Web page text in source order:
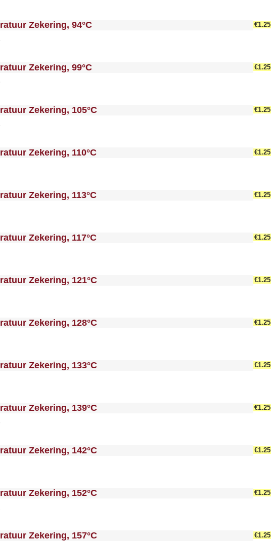
--><!-- MakeFullWidth3 --><!-- MakeFullWidth4 --><!-- MakeFullWidth5 --><!-- MakeFullWidth6 --><!-- MakeFullWidth7 --><!-- MakeFullWidth8 --><!-- MakeFullWidth9 --><!-- MakeFullWidth10 --><!-- MakeFullWidth11 --><!-- MakeFullWidth12 --><!-- MakeFullWidth13 --><!-- MakeFullWidth14 --><!-- MakeFullWidth15 --><!-- MakeFullWidth16 --><!-- MakeFullWidth17 --><!-- MakeFullWidth18 --><!-- MakeFullWidth19 -->
Zekering, 94°C €1.25
--><!-- MakeFullWidth3 --><!-- MakeFullWidth4 --><!-- MakeFullWidth5 --><!-- MakeFullWidth6 --><!-- MakeFullWidth7 --><!-- MakeFullWidth8 --><!-- MakeFullWidth9 --><!-- MakeFullWidth10 --><!-- MakeFullWidth11 --><!-- MakeFullWidth12 --><!-- MakeFullWidth13 --><!-- MakeFullWidth14 --><!-- MakeFullWidth15 --><!-- MakeFullWidth16 --><!-- MakeFullWidth17 --><!-- MakeFullWidth18 --><!-- MakeFullWidth19 -->
Zekering, 99°C €1.25
--><!-- MakeFullWidth3 --><!-- MakeFullWidth4 --><!-- MakeFullWidth5 --><!-- MakeFullWidth6 --><!-- MakeFullWidth7 --><!-- MakeFullWidth8 --><!-- MakeFullWidth9 --><!-- MakeFullWidth10 --><!-- MakeFullWidth11 --><!-- MakeFullWidth12 --><!-- MakeFullWidth13 --><!-- MakeFullWidth14 --><!-- MakeFullWidth15 --><!-- MakeFullWidth16 --><!-- MakeFullWidth17 --><!-- MakeFullWidth18 --><!-- MakeFullWidth19 -->
Zekering, 105°C €1.25
--><!-- MakeFullWidth3 --><!-- MakeFullWidth4 --><!-- MakeFullWidth5 --><!-- MakeFullWidth6 --><!-- MakeFullWidth7 --><!-- MakeFullWidth8 --><!-- MakeFullWidth9 --><!-- MakeFullWidth10 --><!-- MakeFullWidth11 --><!-- MakeFullWidth12 --><!-- MakeFullWidth13 --><!-- MakeFullWidth14 --><!-- MakeFullWidth15 --><!-- MakeFullWidth16 --><!-- MakeFullWidth17 --><!-- MakeFullWidth18 --><!-- MakeFullWidth19 -->
Zekering, 110°C €1.25
--><!-- MakeFullWidth3 --><!-- MakeFullWidth4 --><!-- MakeFullWidth5 --><!-- MakeFullWidth6 --><!-- MakeFullWidth7 --><!-- MakeFullWidth8 --><!-- MakeFullWidth9 --><!-- MakeFullWidth10 --><!-- MakeFullWidth11 --><!-- MakeFullWidth12 --><!-- MakeFullWidth13 --><!-- MakeFullWidth14 --><!-- MakeFullWidth15 --><!-- MakeFullWidth16 --><!-- MakeFullWidth17 --><!-- MakeFullWidth18 --><!-- MakeFullWidth19 -->
Zekering, 113°C €1.25
--><!-- MakeFullWidth3 --><!-- MakeFullWidth4 --><!-- MakeFullWidth5 --><!-- MakeFullWidth6 --><!-- MakeFullWidth7 --><!-- MakeFullWidth8 --><!-- MakeFullWidth9 --><!-- MakeFullWidth10 --><!-- MakeFullWidth11 --><!-- MakeFullWidth12 --><!-- MakeFullWidth13 --><!-- MakeFullWidth14 --><!-- MakeFullWidth15 --><!-- MakeFullWidth16 --><!-- MakeFullWidth17 --><!-- MakeFullWidth18 --><!-- MakeFullWidth19 -->
Zekering, 117°C €1.25
--><!-- MakeFullWidth3 --><!-- MakeFullWidth4 --><!-- MakeFullWidth5 --><!-- MakeFullWidth6 --><!-- MakeFullWidth7 --><!-- MakeFullWidth8 --><!-- MakeFullWidth9 --><!-- MakeFullWidth10 --><!-- MakeFullWidth11 --><!-- MakeFullWidth12 --><!-- MakeFullWidth13 --><!-- MakeFullWidth14 --><!-- MakeFullWidth15 --><!-- MakeFullWidth16 --><!-- MakeFullWidth17 --><!-- MakeFullWidth18 --><!-- MakeFullWidth19 -->
Zekering, 121°C €1.25
--><!-- MakeFullWidth3 --><!-- MakeFullWidth4 --><!-- MakeFullWidth5 --><!-- MakeFullWidth6 --><!-- MakeFullWidth7 --><!-- MakeFullWidth8 --><!-- MakeFullWidth9 --><!-- MakeFullWidth10 --><!-- MakeFullWidth11 --><!-- MakeFullWidth12 --><!-- MakeFullWidth13 --><!-- MakeFullWidth14 --><!-- MakeFullWidth15 --><!-- MakeFullWidth16 --><!-- MakeFullWidth17 --><!-- MakeFullWidth18 --><!-- MakeFullWidth19 -->
Zekering, 128°C €1.25
--><!-- MakeFullWidth3 --><!-- MakeFullWidth4 --><!-- MakeFullWidth5 --><!-- MakeFullWidth6 --><!-- MakeFullWidth7 --><!-- MakeFullWidth8 --><!-- MakeFullWidth9 --><!-- MakeFullWidth10 --><!-- MakeFullWidth11 --><!-- MakeFullWidth12 --><!-- MakeFullWidth13 --><!-- MakeFullWidth14 --><!-- MakeFullWidth15 --><!-- MakeFullWidth16 --><!-- MakeFullWidth17 --><!-- MakeFullWidth18 --><!-- MakeFullWidth19 -->
Zekering, 133°C €1.25
--><!-- MakeFullWidth3 --><!-- MakeFullWidth4 --><!-- MakeFullWidth5 --><!-- MakeFullWidth6 --><!-- MakeFullWidth7 --><!-- MakeFullWidth8 --><!-- MakeFullWidth9 --><!-- MakeFullWidth10 --><!-- MakeFullWidth11 --><!-- MakeFullWidth12 --><!-- MakeFullWidth13 --><!-- MakeFullWidth14 --><!-- MakeFullWidth15 --><!-- MakeFullWidth16 --><!-- MakeFullWidth17 --><!-- MakeFullWidth18 --><!-- MakeFullWidth19 -->
Zekering, 139°C €1.25
--><!-- MakeFullWidth3 --><!-- MakeFullWidth4 --><!-- MakeFullWidth5 --><!-- MakeFullWidth6 --><!-- MakeFullWidth7 --><!-- MakeFullWidth8 --><!-- MakeFullWidth9 --><!-- MakeFullWidth10 --><!-- MakeFullWidth11 --><!-- MakeFullWidth12 --><!-- MakeFullWidth13 --><!-- MakeFullWidth14 --><!-- MakeFullWidth15 --><!-- MakeFullWidth16 --><!-- MakeFullWidth17 --><!-- MakeFullWidth18 --><!-- MakeFullWidth19 -->
Zekering, 142°C €1.25
--><!-- MakeFullWidth3 --><!-- MakeFullWidth4 --><!-- MakeFullWidth5 --><!-- MakeFullWidth6 --><!-- MakeFullWidth7 --><!-- MakeFullWidth8 --><!-- MakeFullWidth9 --><!-- MakeFullWidth10 --><!-- MakeFullWidth11 --><!-- MakeFullWidth12 --><!-- MakeFullWidth13 --><!-- MakeFullWidth14 --><!-- MakeFullWidth15 --><!-- MakeFullWidth16 --><!-- MakeFullWidth17 --><!-- MakeFullWidth18 --><!-- MakeFullWidth19 -->
Zekering, 152°C €1.25
--><!-- MakeFullWidth3 --><!-- MakeFullWidth4 --><!-- MakeFullWidth5 --><!-- MakeFullWidth6 --><!-- MakeFullWidth7 --><!-- MakeFullWidth8 --><!-- MakeFullWidth9 --><!-- MakeFullWidth10 --><!-- MakeFullWidth11 --><!-- MakeFullWidth12 --><!-- MakeFullWidth13 --><!-- MakeFullWidth14 --><!-- MakeFullWidth15 --><!-- MakeFullWidth16 --><!-- MakeFullWidth17 --><!-- MakeFullWidth18 --><!-- MakeFullWidth19 -->
Zekering, 157°C €1.25